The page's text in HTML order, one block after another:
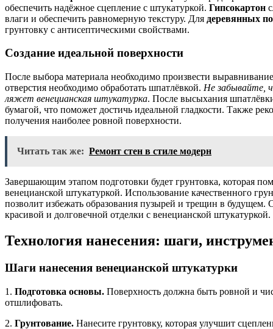
обеспечить надёжное сцепление с штукатуркой. Гипсокартон
влаги и обеспечить равномерную текстуру. Для деревянных
грунтовку с антисептическими свойствами.
Создание идеальной поверхности
После выбора материала необходимо произвести
отверстия необходимо обработать шпатлёвкой. Не забывайте,
ляжет венецианская штукатурка. После высыхания
бумагой, что поможет достичь идеальной гладкости. Также
получения наиболее ровной поверхности.
Читать так же: Ремонт стен в стиле модерн
Завершающим этапом подготовки будет грунтовка, которая
венецианской штукатуркой. Использование качественного
позволит избежать образования пузырей и трещин в
красивой и долговечной отделки с венецианской штукатуркой.
Технология нанесения: шаги,
Шаги нанесения венецианской штукатурки
1. Подготовка основы. Поверхность должна быть ровной и
отшлифовать.
2. Грунтование. Нанесите грунтовку, которая улучшит